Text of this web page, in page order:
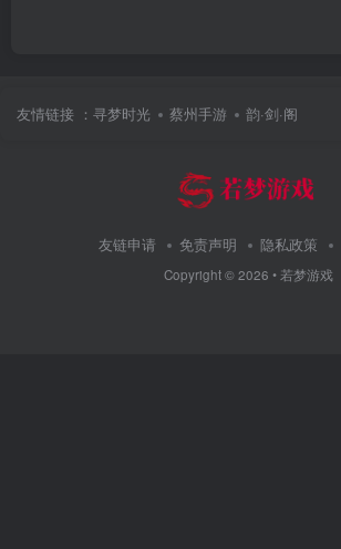
友情链接 ： 寻梦时光 蔡州手游 韵·剑·阁
友链申请 免责声明 隐私政策
Copyright ©2026 •若梦游戏